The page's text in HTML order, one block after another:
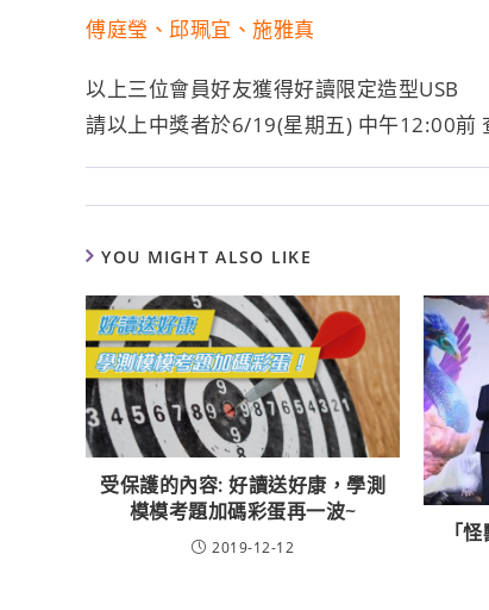
傅庭瑩、邱珮宜、施雅真
以上三位會員好友獲得好讀限定造型USB
請以上中獎者於6/19(星期五) 中午12:00前
YOU MIGHT ALSO LIKE
受保護的內容: 好讀送好康，學測
模模考題加碼彩蛋再一波~
2019-12-12
「